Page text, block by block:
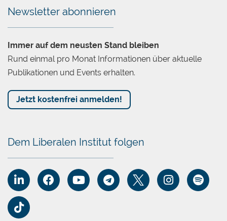
Newsletter abonnieren
Immer auf dem neusten Stand bleiben
Rund einmal pro Monat Informationen über aktuelle
Publikationen und Events erhalten.
Jetzt kostenfrei anmelden!
Dem Liberalen Institut folgen